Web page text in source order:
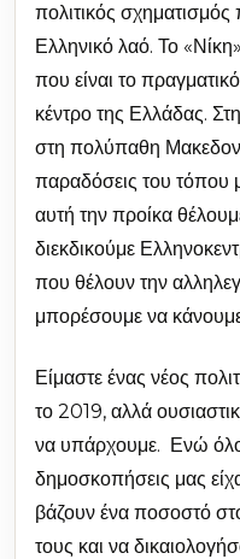
πολιτικός
Ελληνικό λαό. Το
που είναι το
κέντρο της Ελλάδας.
στη πολύπαθη
παραδόσεις του τόπου
αυτή την προίκα
διεκδικούμε
που θέλουν την
μπορέσουμε να
Είμαστε ένας νέος
το 2019, αλλά
να υπάρχουμε. Ενώ
δημοσκοπήσεις μας
βάζουν ένα ποσοστό
τους και να